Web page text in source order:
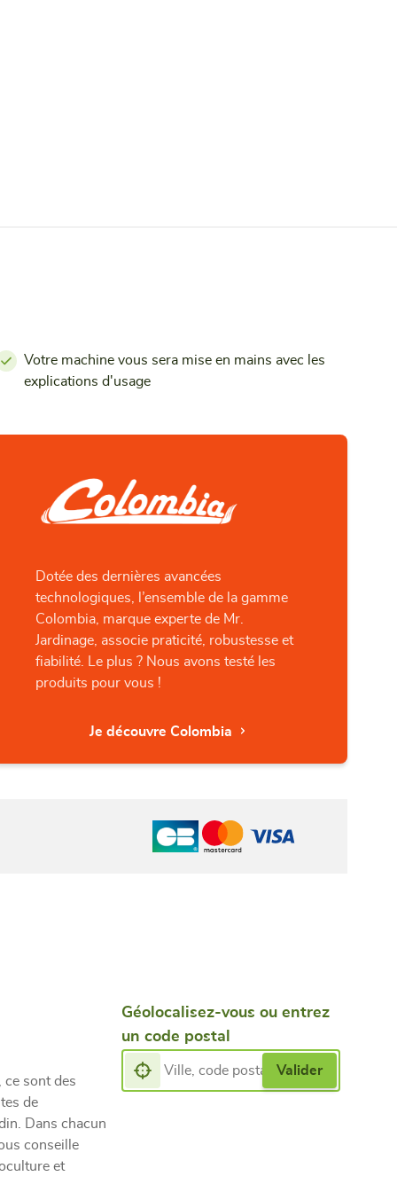
Votre machine vous sera mise en mains avec les
explications d'usage
ce sont des
de
Dans chacun
conseille
et
Géolocalisez-vous ou entrez
un code postal
Dotée des dernières avancées
technologiques, l’ensemble de la gamme
Colombia, marque experte de Mr.
Jardinage, associe praticité, robustesse et
fiabilité. Le plus ? Nous avons testé les
produits pour vous !
Je découvre Colombia